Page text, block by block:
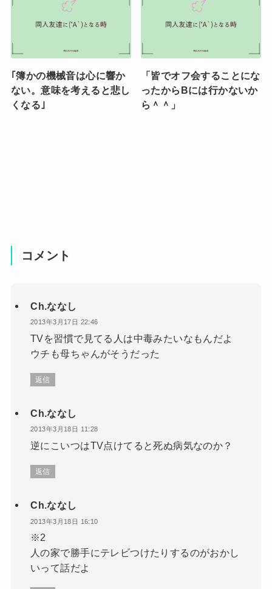
｢簿かの機械音は心に響か
ない。意味を考えると悲し
くなる｣
「皆でオフ会することにな
ったからBには行かないか
ら＾＾」
コメント
Ch.ななし
2013年3月17日 22:46
TVを習慣で見てる人は中毒みたいなもんだよ
ウチも母ちゃんがそうだった
返信
Ch.ななし
2013年3月18日 11:28
逆にこいつはTV点けてると死ぬ病気なのか？
返信
Ch.ななし
2013年3月18日 16:10
※2
人の家で勝手にテレビつけたりするのがおかし
いって話だよ